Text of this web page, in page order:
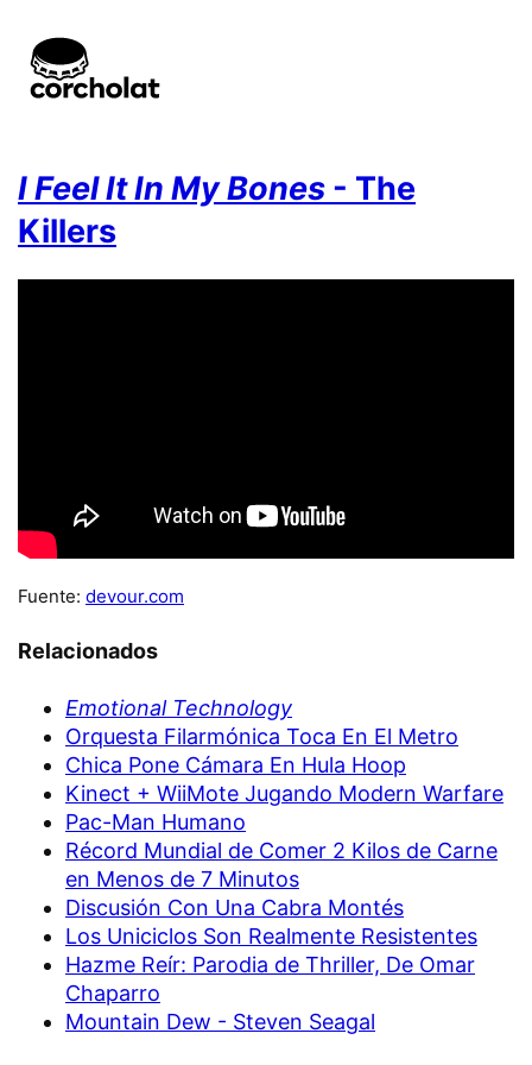
I Feel It In My Bones - The
Killers
Fuente: devour.com
Relacionados
Emotional Technology
Orquesta Filarmónica Toca En El Metro
Chica Pone Cámara En Hula Hoop
Kinect + WiiMote Jugando Modern Warfare
Pac-Man Humano
Récord Mundial de Comer 2 Kilos de Carne
en Menos de 7 Minutos
Discusión Con Una Cabra Montés
Los Uniciclos Son Realmente Resistentes
Hazme Reír: Parodia de Thriller, De Omar
Chaparro
Mountain Dew - Steven Seagal